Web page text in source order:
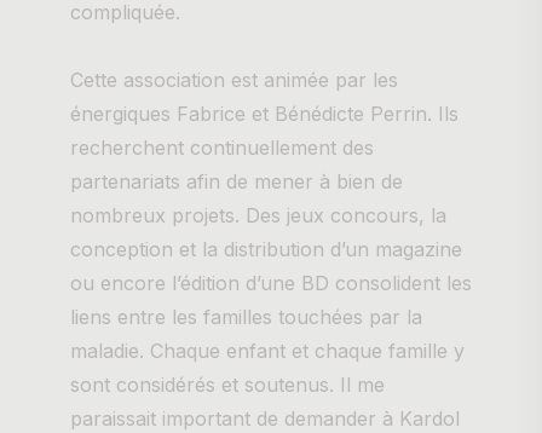
compliquée.
Cette association est animée par les
énergiques Fabrice et Bénédicte Perrin. Ils
recherchent continuellement des
partenariats afin de mener à bien de
nombreux projets. Des jeux concours, la
conception et la distribution d’un magazine
ou encore l’édition d’une BD consolident les
liens entre les familles touchées par la
maladie. Chaque enfant et chaque famille y
sont considérés et soutenus. Il me
paraissait important de demander à Kardol